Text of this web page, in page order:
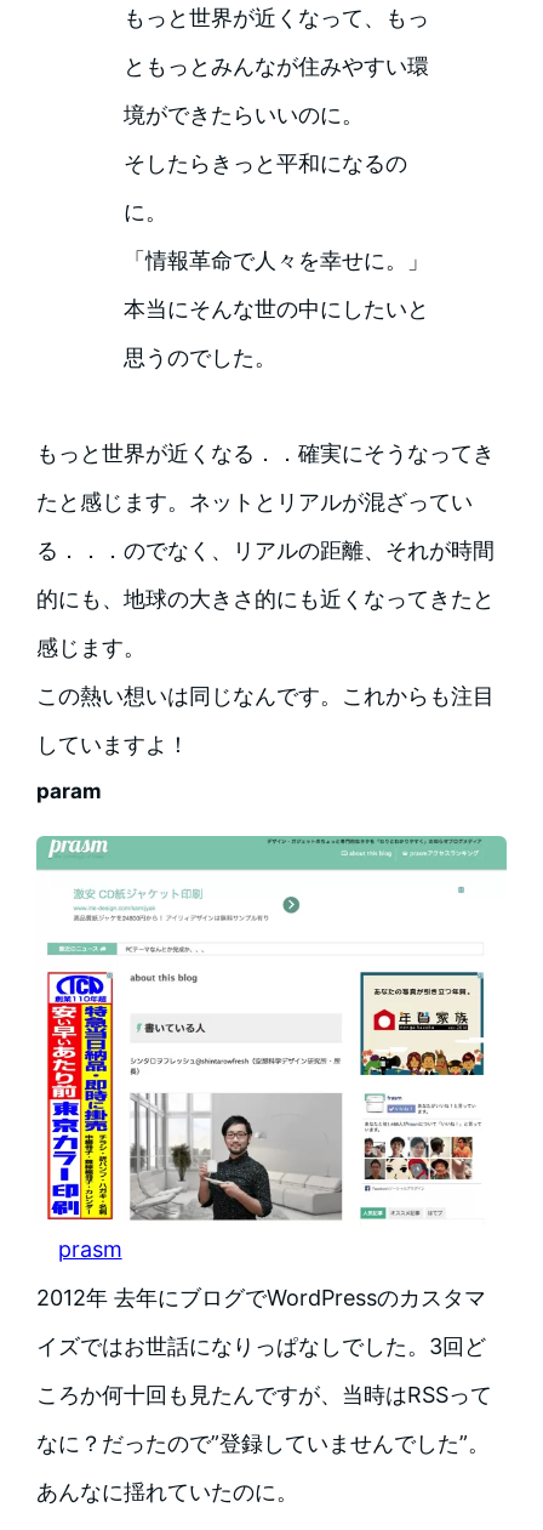
もっと世界が近くなって、もっ
ともっとみんなが住みやすい環
境ができたらいいのに。
そしたらきっと平和になるの
に。
「情報革命で人々を幸せに。」
本当にそんな世の中にしたいと
思うのでした。
もっと世界が近くなる．．確実にそうなってき
たと感じます。ネットとリアルが混ざってい
る．．．のでなく、リアルの距離、それが時間
的にも、地球の大きさ的にも近くなってきたと
感じます。
この熱い想いは同じなんです。これからも注目
していますよ！
param
prasm
2012年 去年にブログでWordPressのカスタマ
イズではお世話になりっぱなしでした。3回ど
ころか何十回も見たんですが、当時はRSSって
なに？だったので”登録していませんでした”。
あんなに揺れていたのに。